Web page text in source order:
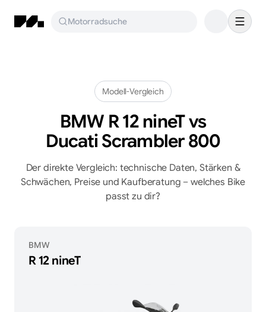
Motorradsuche
Modell-Vergleich
BMW R 12 nineTvs
Ducati Scrambler 800
Der direkte Vergleich: technische Daten, Stärken &
Schwächen, Preise und Kaufberatung – welches Bike
passt zu dir?
BMW
R 12 nineT